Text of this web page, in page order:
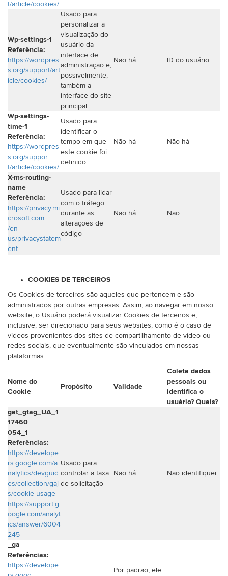
t/article/cookies/
Wp-settings-1
Referência:
https://wordpres
s.org/support/art
icle/cookies/
Usado para
personalizar a
visualização do
usuário da
interface de
administração e,
possivelmente,
também a
interface do site
principal
Não há ID do usuário
Wp-settings-
time-1
Referência:
https://wordpres
s.org/suppor
t/article/cookies/
Usado para
identificar o
tempo em que
este cookie foi
definido
Não há Não há
X-ms-routing-
name
Referência:
https://privacy.mi
crosoft.com
/en-
us/privacystatem
ent
Usado para lidar
com o tráfego
durante as
alterações de
código
Não há Não
COOKIES DE TERCEIROS
Os Cookies de terceiros são aqueles que pertencem e são
administrados por outras empresas. Assim, ao navegar em nosso
website, o Usuário poderá visualizar Cookies de terceiros e,
inclusive, ser direcionado para seus websites, como é o caso de
vídeos provenientes dos sites de compartilhamento de vídeo ou
redes sociais, que eventualmente são vinculados em nossas
plataformas.
Nome do
Cookie
Propósito Validade
Coleta dados
pessoais ou
identifica o
usuário? Quais?
gat_gtag_UA_1
17460
054_1
Referências:
https://develope
rs.google.com/a
nalytics/devguid
es/collection/gaj
s/cookie-usage
https://support.g
oogle.com/analyt
ics/answer/6004
245
Usado para
controlar a taxa
de solicitação
Não há Não identifiquei
_ga
Referências:
https://develope
Por padrão, ele